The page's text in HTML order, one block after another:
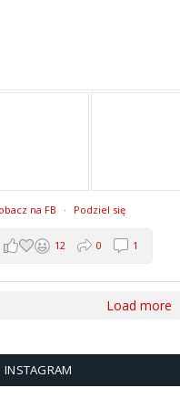
na FB · Podziel się
12 0 1
Load more
INSTAGRAM